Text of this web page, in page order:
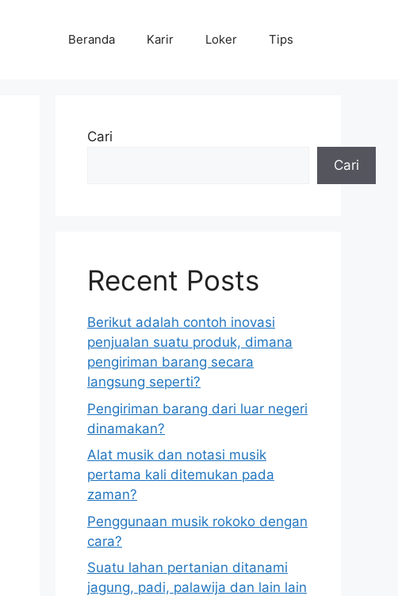
Beranda Karir Loker Tips
Cari
Cari
Recent Posts
Berikut adalah contoh inovasi
penjualan suatu produk, dimana
pengiriman barang secara
langsung seperti?
Pengiriman barang dari luar negeri
dinamakan?
Alat musik dan notasi musik
pertama kali ditemukan pada
zaman?
Penggunaan musik rokoko dengan
cara?
Suatu lahan pertanian ditanami
jagung, padi, palawija dan lain lain